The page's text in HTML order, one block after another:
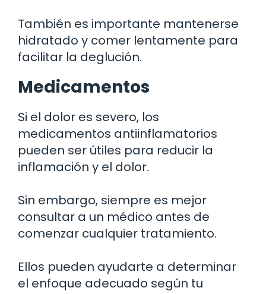
También es importante mantenerse
hidratado y comer lentamente para
facilitar la deglución.
Medicamentos
Si el dolor es severo, los
medicamentos antiinflamatorios
pueden ser útiles para reducir la
inflamación y el dolor.
Sin embargo, siempre es mejor
consultar a un médico antes de
comenzar cualquier tratamiento.
Ellos pueden ayudarte a determinar
el enfoque adecuado según tu